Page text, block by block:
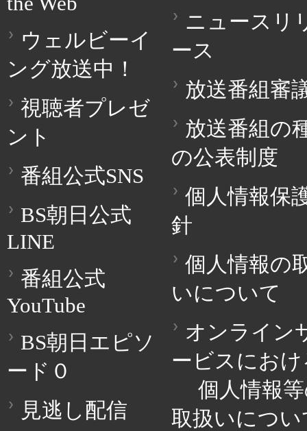
ウェルビーイ
ング放送中！
視聴者プレゼ
ント
番組公式SNS
BS朝日公式
LINE
番組公式
YouTube
BS朝日エピソ
ード０
見逃し配信
ニュースリ
ース
放送番組審
放送番組の
の公表制度
個人情報保
針
個人情報の
いについて
オンライン
ービスにお
個人情報
取扱いについ